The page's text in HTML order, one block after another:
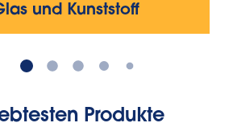
und Kunststoff
Produkte